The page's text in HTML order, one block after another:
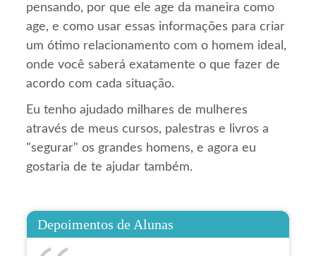
pensando, por que ele age da maneira como
age, e como usar essas informações para criar
um ótimo relacionamento com o homem ideal,
onde você saberá exatamente o que fazer de
acordo com cada situação.
Eu tenho ajudado milhares de mulheres
através de meus cursos, palestras e livros a
"segurar" os grandes homens, e agora eu
gostaria de te ajudar também.
Depoimentos de Alunas